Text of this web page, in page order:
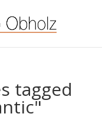
tagged